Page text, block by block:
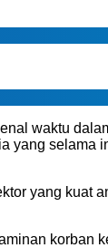
waktu
yang selama
yang kuat
korban